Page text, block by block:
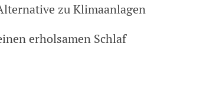
zu Klimaanlagen
erholsamen Schlaf